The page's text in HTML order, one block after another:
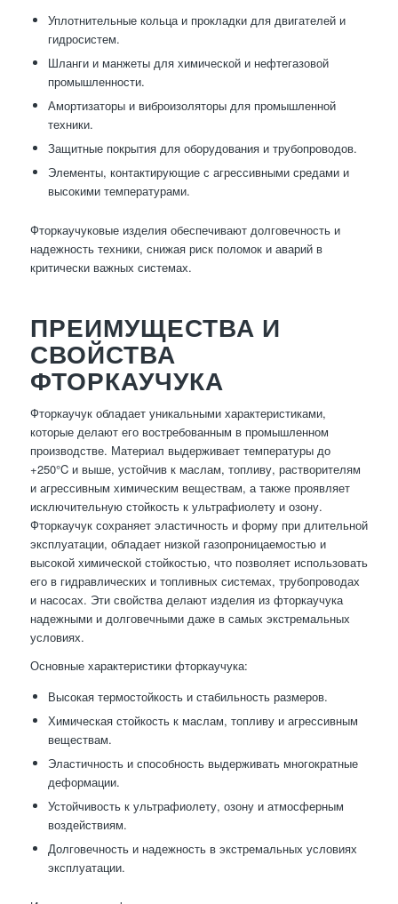
Уплотнительные кольца и прокладки для двигателей и
гидросистем.
Шланги и манжеты для химической и нефтегазовой
промышленности.
Амортизаторы и виброизоляторы для промышленной
техники.
Защитные покрытия для оборудования и трубопроводов.
Элементы, контактирующие с агрессивными средами и
высокими температурами.
Фторкаучуковые изделия обеспечивают долговечность и
надежность техники, снижая риск поломок и аварий в
критически важных системах.
ПРЕИМУЩЕСТВА И
СВОЙСТВА
ФТОРКАУЧУКА
Фторкаучук обладает уникальными характеристиками,
которые делают его востребованным в промышленном
производстве. Материал выдерживает температуры до
+250°C и выше, устойчив к маслам, топливу, растворителям
и агрессивным химическим веществам, а также проявляет
исключительную стойкость к ультрафиолету и озону.
Фторкаучук сохраняет эластичность и форму при длительной
эксплуатации, обладает низкой газопроницаемостью и
высокой химической стойкостью, что позволяет использовать
его в гидравлических и топливных системах, трубопроводах
и насосах. Эти свойства делают изделия из фторкаучука
надежными и долговечными даже в самых экстремальных
условиях.
Основные характеристики фторкаучука:
Высокая термостойкость и стабильность размеров.
Химическая стойкость к маслам, топливу и агрессивным
веществам.
Эластичность и способность выдерживать многократные
деформации.
Устойчивость к ультрафиолету, озону и атмосферным
воздействиям.
Долговечность и надежность в экстремальных условиях
эксплуатации.